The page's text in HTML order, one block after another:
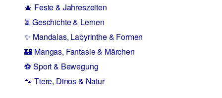
🎄 Feste & Jahreszeiten
⏳ Geschichte & Lernen
✨ Mandalas, Labyrinthe & Formen
🏰 Mangas, Fantasie & Märchen
⚽ Sport & Bewegung
🐾 Tiere, Dinos & Natur